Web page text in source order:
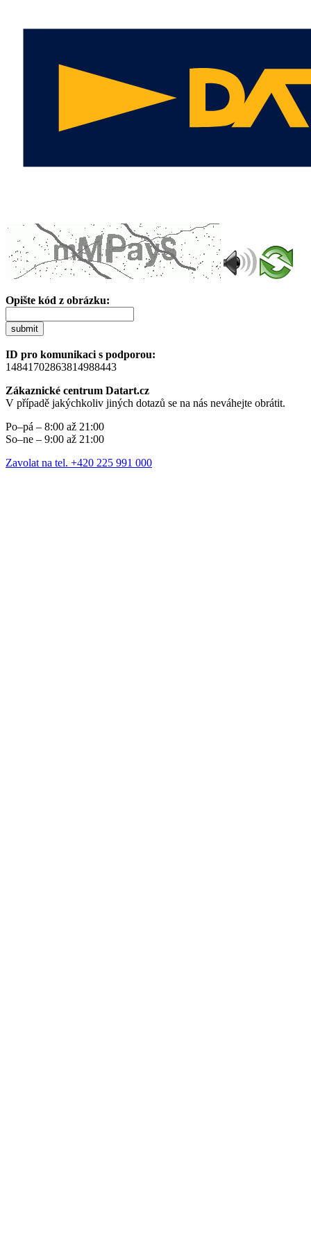
Opište kód z obrázku:
submit
ID pro komunikaci s podporou:
14841702863814988443
Zákaznické centrum Datart.cz
V případě jakýchkoliv jiných dotazů se na nás neváhejte obrátit.
Po–pá – 8:00 až 21:00
So–ne – 9:00 až 21:00
Zavolat na tel. +420 225 991 000